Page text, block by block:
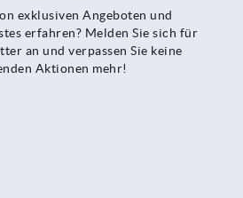
exklusiven Angeboten und
erfahren? Melden Sie sich für
an und verpassen Sie keine
Aktionen mehr!